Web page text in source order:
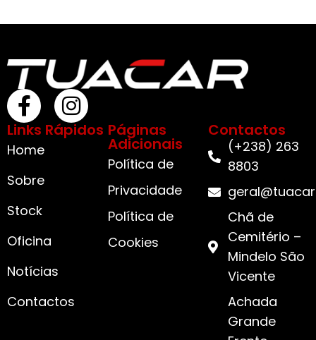
Links Rápidos
Home
Sobre
Stock
Oficina
Notícias
Contactos
Páginas
Adicionais
Política de
Privacidade
Política de
Cookies
Contactos
(+238) 263
8803
Chã de
Cemitério –
Mindelo São
Vicente
Achada
Grande